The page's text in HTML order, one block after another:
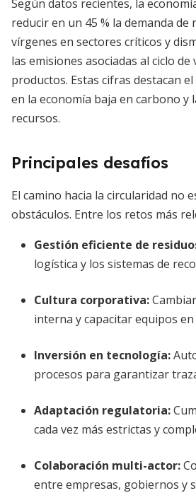
Según datos recientes, la
reducir en un 45 % la demanda de
vírgenes en sectores críticos y
las emisiones asociadas al ciclo de
productos. Estas cifras destacan
en la economía baja en carbono y
recursos.
Principales desafíos
El camino hacia la circularidad no
obstáculos. Entre los retos más
Gestión eficiente de
logística y los sistemas de
Cultura corporativa:
interna y capacitar equipos
Inversión en tecnología:
procesos para garantizar
Adaptación regulatoria:
cada vez más estrictas y
Colaboración multi-actor:
entre empresas, gobiernos y